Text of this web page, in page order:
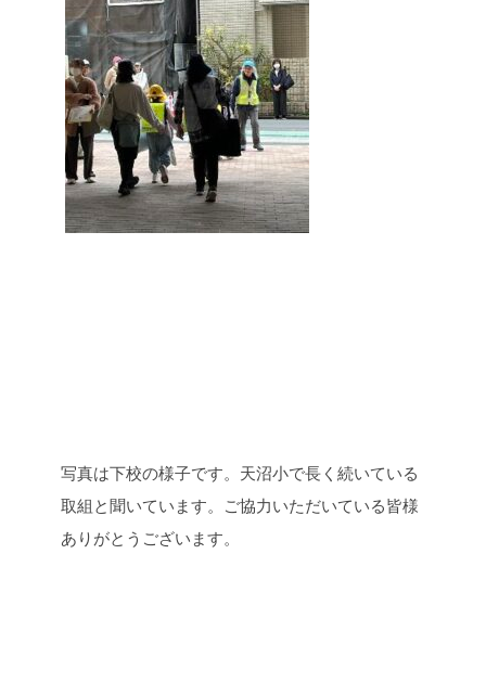
写真は下校の様子です。天沼小で長く続いている
取組と聞いています。ご協力いただいている皆様
ありがとうございます。